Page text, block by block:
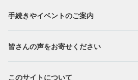
手続きやイベントのご案内
皆さんの声をお寄せください
このサイトについて